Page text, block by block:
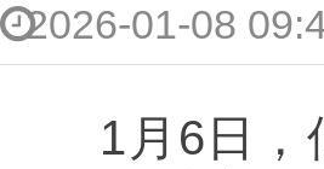
2026-01-08
1月6日，仙